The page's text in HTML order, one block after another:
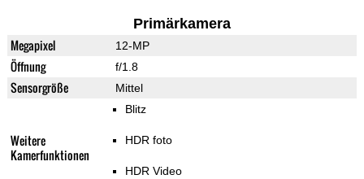
Primärkamera
Megapixel 12-MP
Öffnung f/1.8
Sensorgröße Mittel
Weitere
Kamerfunktionen
Blitz
HDR foto
HDR Video